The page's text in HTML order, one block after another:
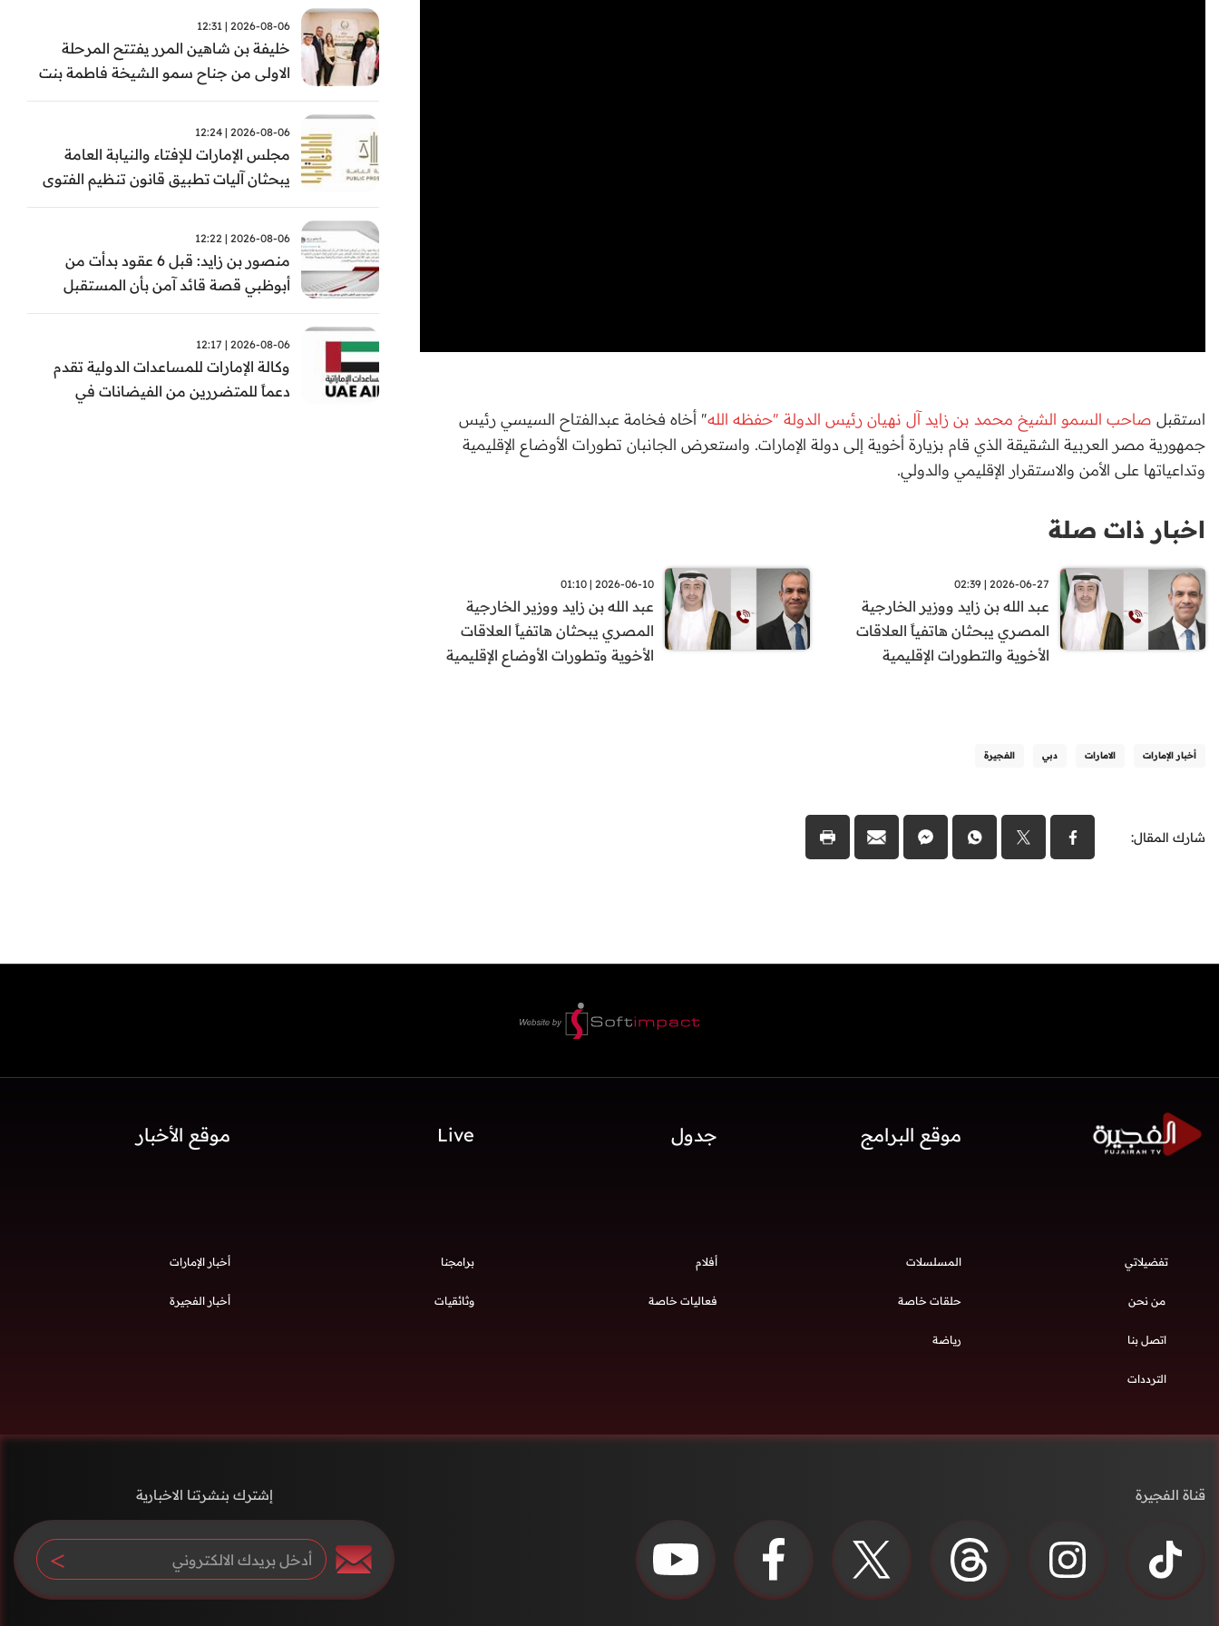
استقبل صاحب السمو الشيخ محمد بن زايد آل نهيان رئيس الدولة "حفظه الله" أخاه فخامة عبدالفتاح السيسي رئيس
جمهورية مصر العربية الشقيقة الذي قام بزيارة أخوية إلى دولة الإمارات. واستعرض الجانبان تطورات الأوضاع الإقليمية
وتداعياتها على الأمن والاستقرار الإقليمي والدولي.
اخبار ذات صلة
2026-06-27 | 02:39
عبد الله بن زايد ووزير الخارجية
المصري يبحثان هاتفياً العلاقات
الأخوية والتطورات الإقليمية
2026-06-10 | 01:10
عبد الله بن زايد ووزير الخارجية
المصري يبحثان هاتفياً العلاقات
الأخوية وتطورات الأوضاع الإقليمية
أخبار الإمارات الامارات دبي الفجيرة
شارك المقال:
2026-08-06 | 12:31
خليفة بن شاهين المرر يفتتح المرحلة
الاولى من جناح سمو الشيخة فاطمة بنت
مبارك للجراحة النسائية والتوليد في
2026-08-06 | 12:24
مجلس الإمارات للإفتاء والنيابة العامة
يبحثان آليات تطبيق قانون تنظيم الفتوى
وضبط المخالفات
2026-08-06 | 12:22
منصور بن زايد: قبل 6 عقود بدأت من
أبوظبي قصة قائد آمن بأن المستقبل
يُصنع بالإرادة والعمل
2026-08-06 | 12:17
وكالة الإمارات للمساعدات الدولية تقدم
دعماً للمتضررين من الفيضانات في
موقع البرامج جدول Live موقع الأخبار
تفضيلاتي
من نحن
اتصل بنا
الترددات
المسلسلات أفلام برامجنا
حلقات خاصة فعاليات خاصة وثائقيات
رياضة
أخبار الإمارات
أخبار الفجيرة
قناة الفجيرة إشترك بنشرتنا الاخبارية